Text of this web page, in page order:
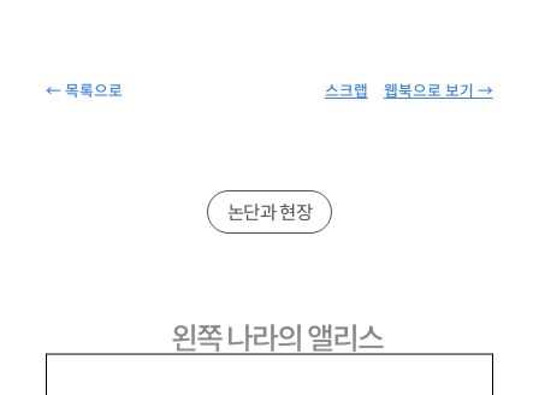
← 목록으로 웹북으로 보기 →
스크랩
논단과 현장
왼쪽 나라의 앨리스